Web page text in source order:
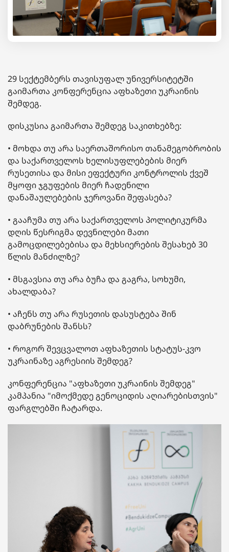
29 სექტემბერს თავისუფალ უნივერსიტეტში
გაიმართა კონფერენცია აფხაზეთი უკრაინის
შემდეგ.
დისკუსია გაიმართა შემდეგ საკითხებზე:
• მოხდა თუ არა საერთაშორისო თანამეგობრობის
და საქართველოს ხელისუფლებების მიერ
რუსეთისა და მისი ეფექტური კონტროლის ქვეშ
მყოფი ჯგუფების მიერ ჩადენილი
დანაშაულებების ჯეროვანი შეფასება?
• გააჩუმა თუ არა საქართველოს პოლიტიკურმა
დღის წესრიგმა დევნილები მათი
გამოცდილებებისა და მეხსიერების შესახებ 30
წლის მანძილზე?
• მსგავსია თუ არა ბუჩა და გაგრა, სოხუმი,
ახალდაბა?
• აჩენს თუ არა რუსეთის დასუსტება შინ
დაბრუნების შანსს?
• როგორ შევცვალოთ აფხაზეთის სტატუს-კვო
უკრაინაზე აგრესიის შემდეგ?
კონფერენცია "აფხაზეთი უკრაინის შემდეგ"
კამპანია "იმოქმედე გენოციდის აღიარებისთვის"
ფარგლებში ჩატარდა.